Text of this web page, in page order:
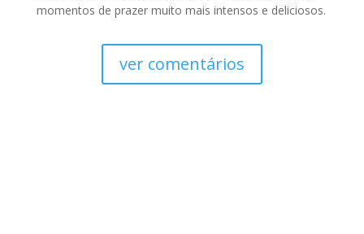
momentos de prazer muito mais intensos e deliciosos.
ver comentários